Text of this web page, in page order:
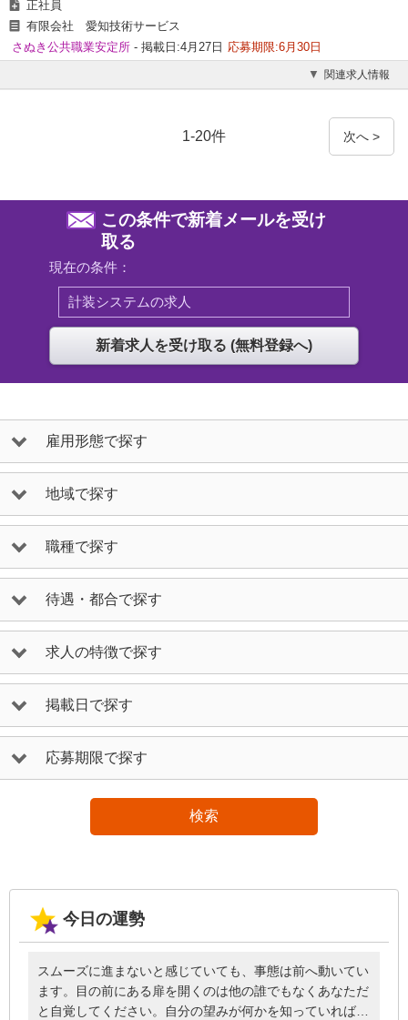
正社員
有限会社 愛知技術サービス
さぬき公共職業安定所 - 掲載日:4月27日 応募期限:6月30日
関連求人情報
1-20件 次へ >
この条件で新着メールを受け
取る
現在の条件：
計装システムの求人
雇用形態で探す
地域で探す
職種で探す
待遇・都合で探す
求人の特徴で探す
掲載日で探す
応募期限で探す
検索
今日の運勢
スムーズに進まないと感じていても、事態は前へ動いてい
ます。目の前にある扉を開くのは他の誰でもなくあなただ
と自覚してください。自分の望みが何かを知っていれば、